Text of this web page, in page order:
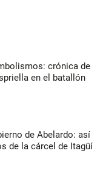
crónica de
en el batallón
de Abelardo: así
de la cárcel de Itagüí